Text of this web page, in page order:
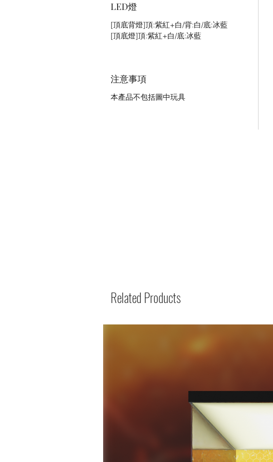
LED燈
[頂底背燈]頂:紫紅+白/背:白/底:冰藍
[頂底燈]頂:紫紅+白/底:冰藍
注意事項
本產品不包括圖中玩具
Related Products